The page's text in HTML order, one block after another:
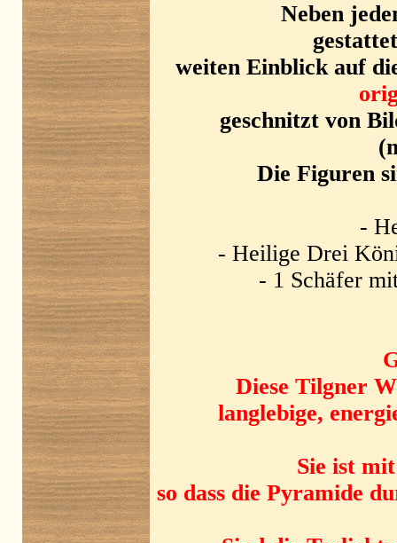
Neben
weiten Einblick auf
geschnitzt von
Die Figuren
-
- Heilige Drei
- 1 Schäfer
Diese Tilgner
langlebige,
Sie ist
so dass die Pyramide